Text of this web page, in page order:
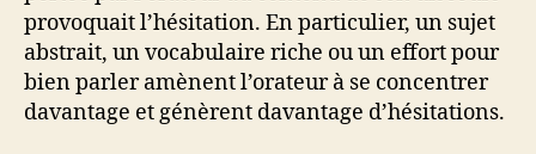
provoquait l’hésitation. En particulier, un sujet
abstrait, un vocabulaire riche ou un effort pour
bien parler amènent l’orateur à se concentrer
davantage et génèrent davantage d’hésitations.